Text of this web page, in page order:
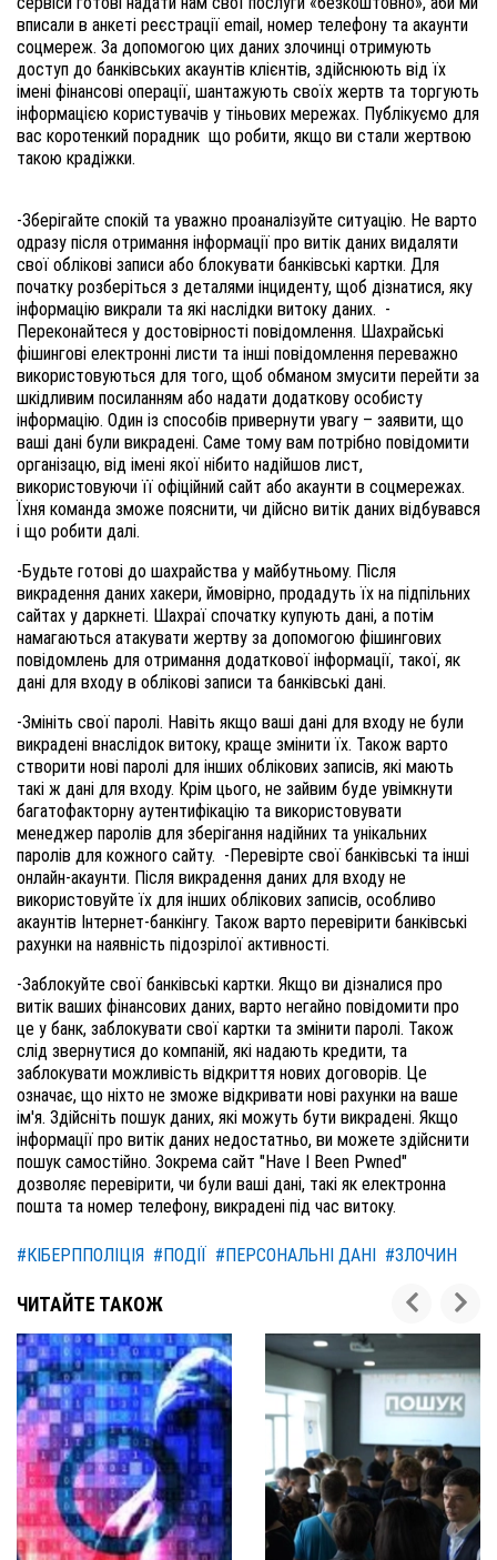
вписали в анкеті реєстрації email, номер телефону та акаунти
соцмереж. За допомогою цих даних злочинці отримують
доступ до банківських акаунтів клієнтів, здійснюють від їх
імені фінансові операції, шантажують своїх жертв та торгують
інформацією користувачів у тіньових мережах. Публікуємо для
вас коротенкий порадник  що робити, якщо ви стали жертвою
такою крадіжки.
-Зберігайте спокій та уважно проаналізуйте ситуацію. Не варто
одразу після отримання інформації про витік даних видаляти
свої облікові записи або блокувати банківські картки. Для
початку розберіться з деталями інциденту, щоб дізнатися, яку
інформацію викрали та які наслідки витоку даних. -
Переконайтеся у достовірності повідомлення. Шахрайські
фішингові електронні листи та інші повідомлення переважно
використовуються для того, щоб обманом змусити перейти за
шкідливим посиланням або надати додаткову особисту
інформацію. Один із способів привернути увагу – заявити, що
ваші дані були викрадені. Саме тому вам потрібно повідомити
організацю, від імені якої нібито надійшов лист,
використовуючи її офіційний сайт або акаунти в соцмережах.
Їхня команда зможе пояснити, чи дійсно витік даних відбувався
і що робити далі.
-Будьте готові до шахрайства у майбутньому. Після
викрадення даних хакери, ймовірно, продадуть їх на підпільних
сайтах у даркнеті. Шахраї спочатку купують дані, а потім
намагаються атакувати жертву за допомогою фішингових
повідомлень для отримання додаткової інформації, такої, як
дані для входу в облікові записи та банківські дані.
-Змініть свої паролі. Навіть якщо ваші дані для входу не були
викрадені внаслідок витоку, краще змінити їх. Також варто
створити нові паролі для інших облікових записів, які мають
такі ж дані для входу. Крім цього, не зайвим буде увімкнути
багатофакторну аутентифікацію та використовувати
менеджер паролів для зберігання надійних та унікальних
паролів для кожного сайту. -Перевірте свої банківські та інші
онлайн-акаунти. Після викрадення даних для входу не
використовуйте їх для інших облікових записів, особливо
акаунтів Інтернет-банкінгу. Також варто перевірити банківські
рахунки на наявність підозрілої активності.
-Заблокуйте свої банківські картки. Якщо ви дізналися про
витік ваших фінансових даних, варто негайно повідомити про
це у банк, заблокувати свої картки та змінити паролі. Також
слід звернутися до компаній, які надають кредити, та
заблокувати можливість відкриття нових договорів. Це
означає, що ніхто не зможе відкривати нові рахунки на ваше
ім'я. Здійсніть пошук даних, які можуть бути викрадені. Якщо
інформації про витік даних недостатньо, ви можете здійснити
пошук самостійно. Зокрема сайт "Have I Been Pwned"
дозволяє перевірити, чи були ваші дані, такі як електронна
пошта та номер телефону, викрадені під час витоку.
#КІБЕРППОЛІЦІЯ #ПОДІЇ #ПЕРСОНАЛЬНІ ДАНІ #ЗЛОЧИН
ЧИТАЙТЕ ТАКОЖ